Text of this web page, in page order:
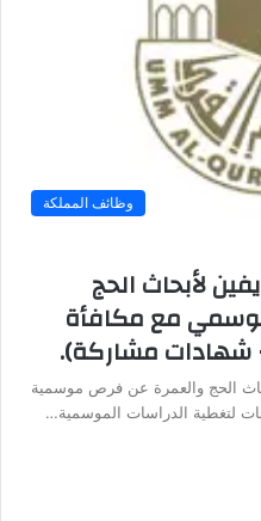
وظائف المملكة
لأبحاث الحج
مع مكافأة
شهادات مشاركة).
الحج والعمرة عن فرص موسمية
لتغطية الدراسات الموسمية…